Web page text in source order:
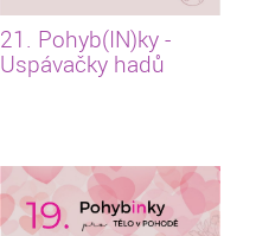
21. Pohyb(IN)ky -
Uspávačky hadů